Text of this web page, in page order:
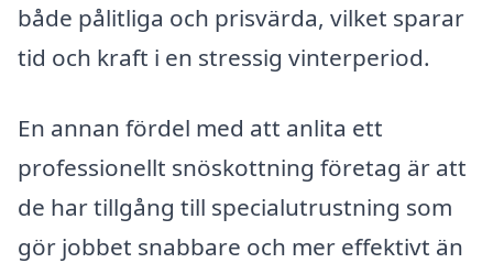
både pålitliga och prisvärda, vilket sparar
tid och kraft i en stressig vinterperiod.
En annan fördel med att anlita ett
professionellt snöskottning företag är att
de har tillgång till specialutrustning som
gör jobbet snabbare och mer effektivt än